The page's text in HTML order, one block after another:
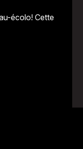
écolo! Cette